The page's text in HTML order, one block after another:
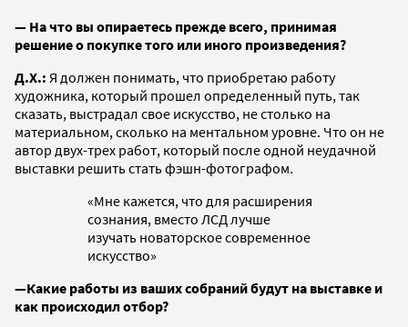
— На что вы опираетесь прежде всего, принимая
решение о покупке того или иного произведения?
Д.Х.: Я должен понимать, что приобретаю работу
художника, который прошел определенный путь, так
сказать, выстрадал свое искусство, не столько на
материальном, сколько на ментальном уровне. Что он не
автор двух-трех работ, который после одной неудачной
выставки решить стать фэшн-фотографом.
«Мне кажется, что для расширения
сознания, вместо ЛСД лучше
изучать новаторское современное
искусство»
—Какие работы из ваших собраний будут на выставке и
как происходил отбор?